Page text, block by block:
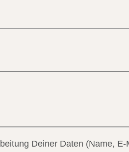
Deiner Daten (Name,